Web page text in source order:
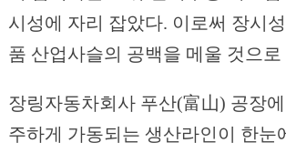
시성에 자리 잡았다. 이로써 장시
품 산업사슬의 공백을 메울 것으로
장링자동차회사 푸산(富山) 공장
주하게 가동되는 생산라인이 한눈